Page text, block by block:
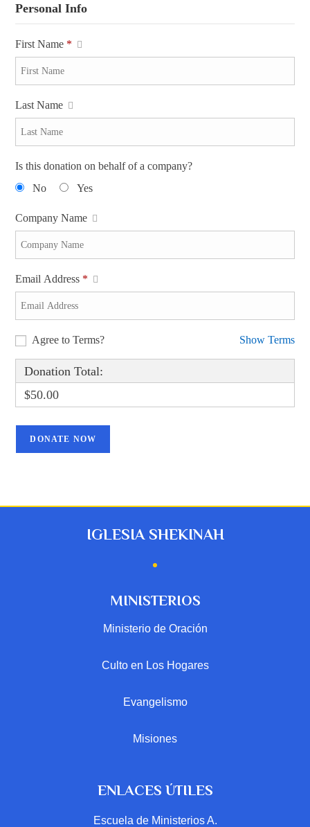
Personal Info
First Name *
Last Name
Is this donation on behalf of a company?
No
Yes
Company Name
Email Address *
Show Terms
Agree to Terms?
Donation Total:
$50.00
IGLESIA SHEKINAH
MINISTERIOS
Ministerio de Oración
Culto en Los Hogares
Evangelismo
Misiones
ENLACES ÚTILES
Escuela de Ministerios A.